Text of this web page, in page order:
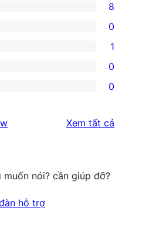
8
0
1
0
0
Xem tất cả
muốn nói? cần giúp đỡ?
hỗ trợ